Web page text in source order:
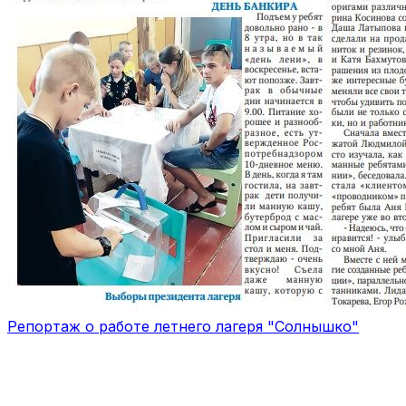
Репортаж о работе летнего лагеря "Солнышко"